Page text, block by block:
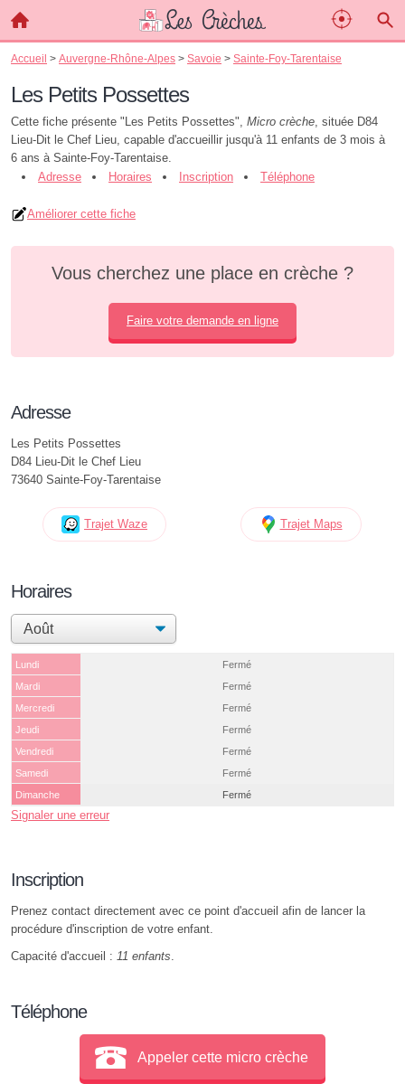
Accueil > Auvergne-Rhône-Alpes > Savoie > Sainte-Foy-Tarentaise
Les Petits Possettes
Cette fiche présente "Les Petits Possettes", Micro crèche, située D84
Lieu-Dit le Chef Lieu, capable d'accueillir jusqu'à 11 enfants de 3 mois à
6 ans à Sainte-Foy-Tarentaise.
Adresse
Horaires Inscription Téléphone
Améliorer cette fiche
Vous cherchez une place en crèche ?
Faire votre demande en ligne
Adresse
Les Petits Possettes
D84 Lieu-Dit le Chef Lieu
73640 Sainte-Foy-Tarentaise
Trajet Waze Trajet Maps
Horaires
Lundi
Fermé
Mardi
Fermé
Mercredi
Fermé
Jeudi
Fermé
Vendredi
Fermé
Samedi
Fermé
Dimanche
Fermé
Signaler une erreur
Inscription
Prenez contact directement avec ce point d'accueil afin de lancer la
procédure d'inscription de votre enfant.
Capacité d'accueil : 11 enfants.
Téléphone
Appeler cette micro crèche